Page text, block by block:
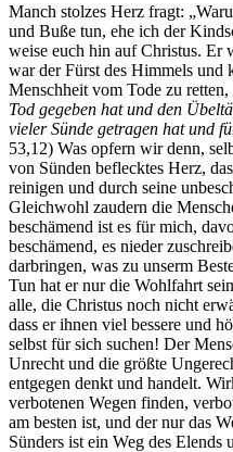
Manch stolzes Herz fragt:
und Buße tun, ehe ich der
weise euch hin auf Christus. Er
war der Fürst des Himmels und
Menschheit vom Tode zu retten,
Tod gegeben hat und den
vieler Sünde getragen hat und
53,12) Was opfern wir denn,
von Sünden beflecktes Herz,
reinigen und durch seine
Gleichwohl zaudern die
beschämend ist es für mich,
beschämend, es nieder
darbringen, was zu unserm
Tun hat er nur die Wohlfahrt
alle, die Christus noch nicht
dass er ihnen viel bessere und
selbst für sich suchen! Der
Unrecht und die größte
entgegen denkt und handelt.
verbotenen Wegen finden,
am besten ist, und der nur das
Sünders ist ein Weg des Elends